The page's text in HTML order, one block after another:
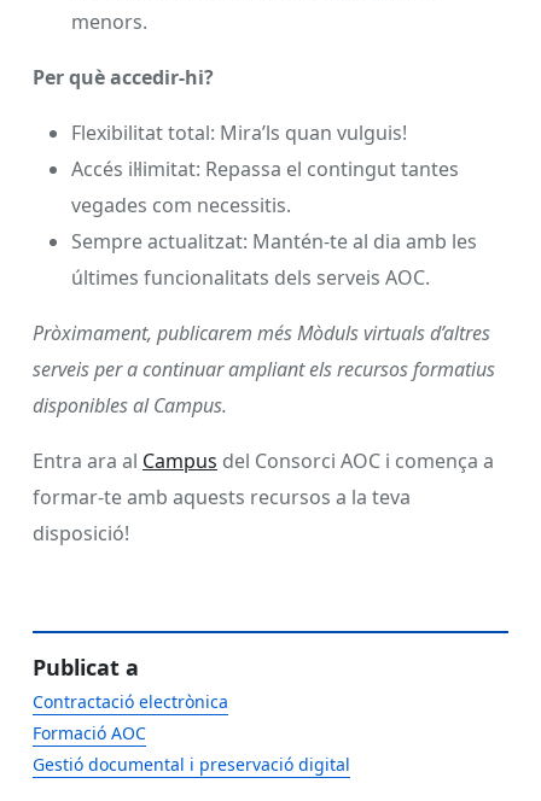
menors.
Per què accedir-hi?
Flexibilitat total: Mira’ls quan vulguis!
Accés il·limitat: Repassa el contingut tantes
vegades com necessitis.
Sempre actualitzat: Mantén-te al dia amb les
últimes funcionalitats dels serveis AOC.
Pròximament, publicarem més Mòduls virtuals d’altres
serveis per a continuar ampliant els recursos formatius
disponibles al Campus.
Entra ara al Campus del Consorci AOC i comença a
formar-te amb aquests recursos a la teva
disposició!
Publicat a
Contractació electrònica
Formació AOC
Gestió documental i preservació digital